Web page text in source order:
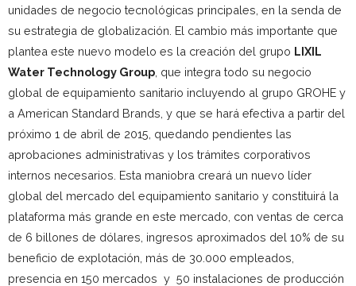
unidades de negocio tecnológicas principales, en la senda de
su estrategia de globalización. El cambio más importante que
plantea este nuevo modelo es la creación del grupo LIXIL
Water Technology Group , que integra todo su negocio
global de equipamiento sanitario incluyendo al grupo GROHE y
a American Standard Brands, y que se hará efectiva a partir del
próximo 1 de abril de 2015, quedando pendientes las
aprobaciones administrativas y los trámites corporativos
internos necesarios. Esta maniobra creará un nuevo líder
global del mercado del equipamiento sanitario y constituirá la
plataforma más grande en este mercado, con ventas de cerca
de 6 billones de dólares, ingresos aproximados del 10% de su
beneficio de explotación, más de 30.000 empleados,
presencia en 150 mercados y 50 instalaciones de producción